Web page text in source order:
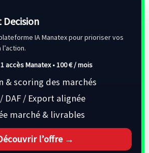
Decision
IA Manatex pour prioriser vos
accès Manatex •100 € / mois
& scoring des marchés
DAF / Export alignée
marché & livrables
l’offre →